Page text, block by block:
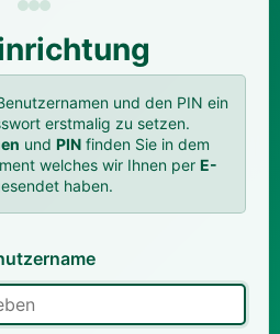
und den PIN ein
erstmalig zu setzen.
und PINfinden Sie in dem
welches wir Ihnen per E-
haben.